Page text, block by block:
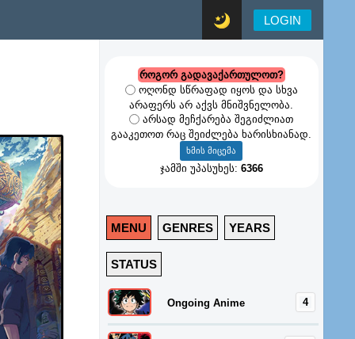
LOGIN
როგორ გადავაქართულოთ?
ოღონდ სწრაფად იყოს და სხვა
არაფერს არ აქვს მნიშვნელობა.
არსად მეჩქარება შეგიძლიათ
გააკეთოთ რაც შეიძლება ხარისხიანად.
ჯამში უპასუხეს: 6366
MENU GENRES YEARS
STATUS
4
Ongoing Anime